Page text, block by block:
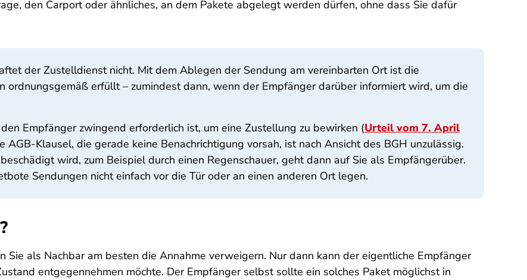
den Carport oder ähnliches, an dem Pakete abgelegt werden dürfen, ohne dass Sie dafür
der Zustelldienst nicht. Mit dem Ablegen der Sendung am vereinbarten Ort ist die
ordnungsgemäß erfüllt – zumindest dann, wenn der Empfänger darüber informiert wird, um die
Empfänger zwingend erforderlich ist, um eine Zustellung zu bewirken (Urteil vom 7. April
AGB-Klausel, die gerade keine Benachrichtigung vorsah, ist nach Ansicht des BGH unzulässig.
wird, zum Beispiel durch einen Regenschauer, geht dann auf Sie als Empfängerüber.
Sendungen nicht einfach vor die Tür oder an einen anderen Ort legen.
Sie als Nachbar am besten die Annahme verweigern. Nur dann kann der eigentliche Empfänger
entgegennehmen möchte. Der Empfänger selbst sollte ein solches Paket möglichst in